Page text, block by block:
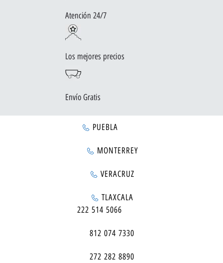
Atención 24/7
Los mejores precios
Envío Gratis
PUEBLA
MONTERREY
VERACRUZ
TLAXCALA
222 514 5066
812 074 7330
272 282 8890